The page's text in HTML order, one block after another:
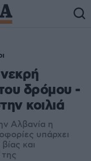
δρόμου -
κοιλιά
Αλβανία η
υπάρχει
και